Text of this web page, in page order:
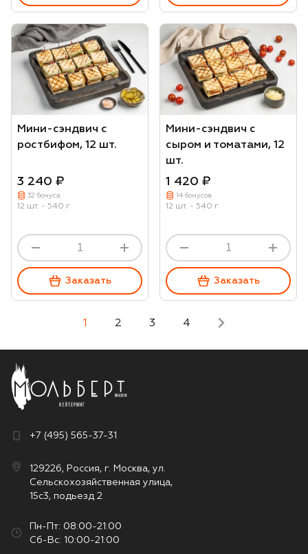
Мини-сэндвич с
ростбифом, 12 шт.
3 240 ₽
32 бонуса
12 шт. - 540 г
Заказать
Мини-сэндвич с
сыром и томатами, 12
шт.
1 420 ₽
14 бонусов
12 шт. - 540 г
Заказать
1 2 3 4
+7 (495) 565-37-31
129226, Россия, г. Москва, ул.
Сельскохозяйственная улица,
15с3, подьезд 2
Пн-Пт: 08:00-21:00
Сб-Вс: 10:00-21:00